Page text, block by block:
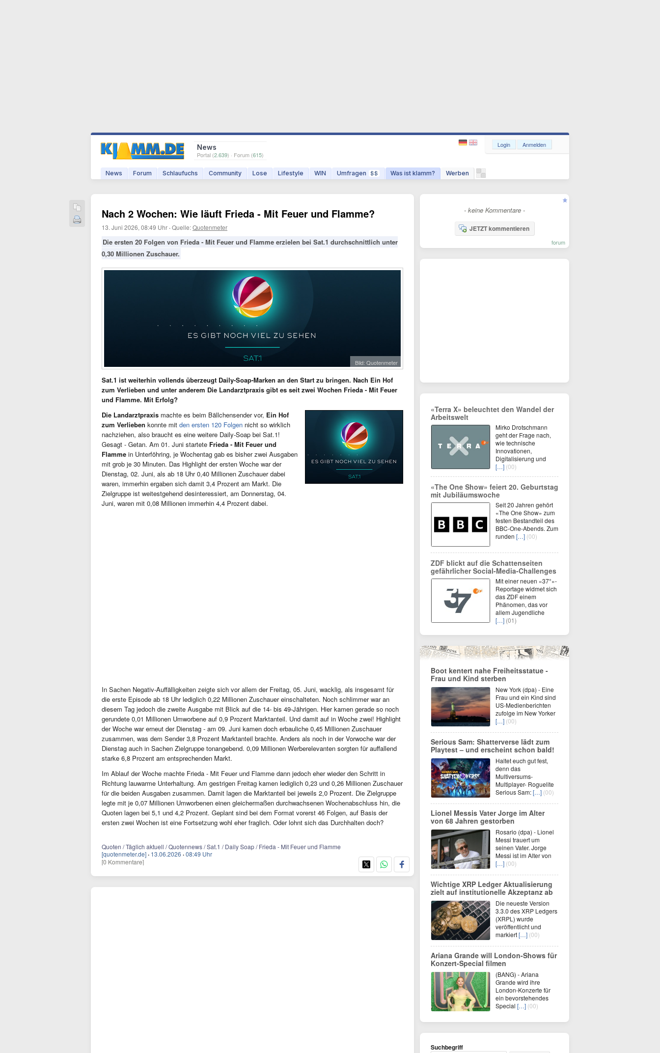
News
Portal (2.639) · Forum (615)
News Forum Schlaufuchs Community Lose Lifestyle WIN Umfragen $$ Was ist klamm? Werben
Login Anmelden
Nach 2 Wochen: Wie läuft Frieda - Mit Feuer und Flamme?
13. Juni 2026, 08:49 Uhr ·Quelle:Quotenmeter
Die ersten 20 Folgen von Frieda - Mit Feuer und Flamme erzielen bei Sat.1 durchschnittlich unter
0,30 Millionen Zuschauer.
Bild: Quotenmeter
Sat.1 ist weiterhin vollends überzeugt Daily-Soap-Marken an den Start zu bringen. Nach Ein Hof
zum Verlieben und unter anderem Die Landarztpraxis gibt es seit zwei Wochen Frieda - Mit Feuer
und Flamme. Mit Erfolg?
Die Landarztpraxis machte es beim Bällchensender vor, Ein Hof
zum Verlieben konnte mit den ersten 120 Folgen nicht so wirklich
nachziehen, also braucht es eine weitere Daily-Soap bei Sat.1!
Gesagt - Getan. Am 01. Juni startete Frieda - Mit Feuer und
Flamme in Unterföhring, je Wochentag gab es bisher zwei Ausgaben
mit grob je 30 Minuten. Das Highlight der ersten Woche war der
Dienstag, 02. Juni, als ab 18 Uhr 0,40 Millionen Zuschauer dabei
waren, immerhin ergaben sich damit 3,4 Prozent am Markt. Die
Zielgruppe ist weitestgehend desinteressiert, am Donnerstag, 04.
Juni, waren mit 0,08 Millionen immerhin 4,4 Prozent dabei.
In Sachen Negativ-Auffälligkeiten zeigte sich vor allem der Freitag, 05. Juni, wacklig, als insgesamt für
die erste Episode ab 18 Uhr lediglich 0,22 Millionen Zuschauer einschalteten. Noch schlimmer war an
diesem Tag jedoch die zweite Ausgabe mit Blick auf die 14- bis 49-Jährigen. Hier kamen gerade so noch
gerundete 0,01 Millionen Umworbene auf 0,9 Prozent Marktanteil. Und damit auf in Woche zwei! Highlight
der Woche war erneut der Dienstag - am 09. Juni kamen doch erbauliche 0,45 Millionen Zuschauer
zusammen, was dem Sender 3,8 Prozent Marktanteil brachte. Anders als noch in der Vorwoche war der
Dienstag auch in Sachen Zielgruppe tonangebend. 0,09 Millionen Werberelevanten sorgten für auffallend
starke 6,8 Prozent am entsprechenden Markt.
Im Ablauf der Woche machte Frieda - Mit Feuer und Flamme dann jedoch eher wieder den Schritt in
Richtung lauwarme Unterhaltung. Am gestrigen Freitag kamen lediglich 0,23 und 0,26 Millionen Zuschauer
für die beiden Ausgaben zusammen. Damit lagen die Marktanteil bei jeweils 2,0 Prozent. Die Zielgruppe
legte mit je 0,07 Millionen Umworbenen einen gleichermaßen durchwachsenen Wochenabschluss hin, die
Quoten lagen bei 5,1 und 4,2 Prozent. Geplant sind bei dem Format vorerst 46 Folgen, auf Basis der
ersten zwei Wochen ist eine Fortsetzung wohl eher fraglich. Oder lohnt sich das Durchhalten doch?
Quoten / Täglich aktuell / Quotennews / Sat.1 / Daily Soap / Frieda - Mit Feuer und Flamme
[quotenmeter.de] · 13.06.2026 ·08:49 Uhr
[0 Kommentare]
- keine Kommentare -
JETZT kommentieren
forum
«Terra X» beleuchtet den Wandel der
Arbeitswelt
Mirko Drotschmann
geht der Frage nach,
wie technische
Innovationen,
Digitalisierung und
[…] (00)
«The One Show» feiert 20. Geburtstag
mit Jubiläumswoche
Seit 20 Jahren gehört
«The One Show» zum
festen Bestandteil des
BBC-One-Abends. Zum
runden […] (00)
ZDF blickt auf die Schattenseiten
gefährlicher Social-Media-Challenges
Mit einer neuen «37°»-
Reportage widmet sich
das ZDF einem
Phänomen, das vor
allem Jugendliche
[…] (01)
Boot kentert nahe Freiheitsstatue -
Frau und Kind sterben
New York (dpa) - Eine
Frau und ein Kind sind
US-Medienberichten
zufolge im New Yorker
[…] (00)
Serious Sam: Shatterverse lädt zum
Playtest – und erscheint schon bald!
Haltet euch gut fest,
denn das
Multiversums-
Multiplayer- Roguelite
Serious Sam:[…] (00)
Lionel Messis Vater Jorge im Alter
von 68 Jahren gestorben
Rosario (dpa) - Lionel
Messi trauert um
seinen Vater. Jorge
Messi ist im Alter von
[…] (00)
Wichtige XRP Ledger Aktualisierung
zielt auf institutionelle Akzeptanz ab
Die neueste Version
3.3.0 des XRP Ledgers
(XRPL) wurde
veröffentlicht und
markiert[…] (00)
Ariana Grande will London-Shows für
Konzert-Special filmen
(BANG) - Ariana
Grande wird ihre
London-Konzerte für
ein bevorstehendes
Special […] (00)
Suchbegriff